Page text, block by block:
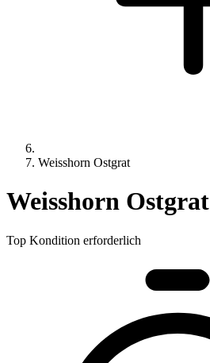
Weisshorn Ostgrat
Weisshorn Ostgrat
Top Kondition erforderlich